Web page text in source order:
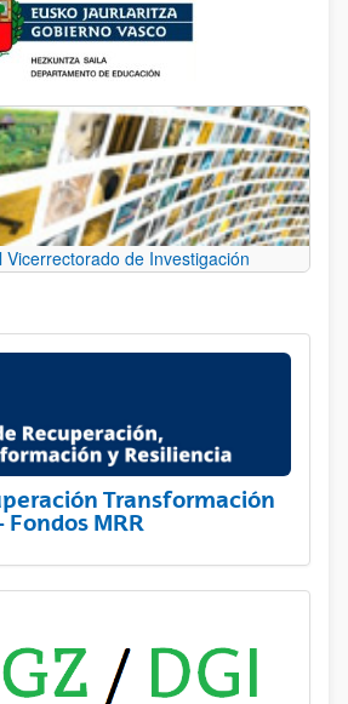
Vicerrectorado de Investigación
Transformación
MRR